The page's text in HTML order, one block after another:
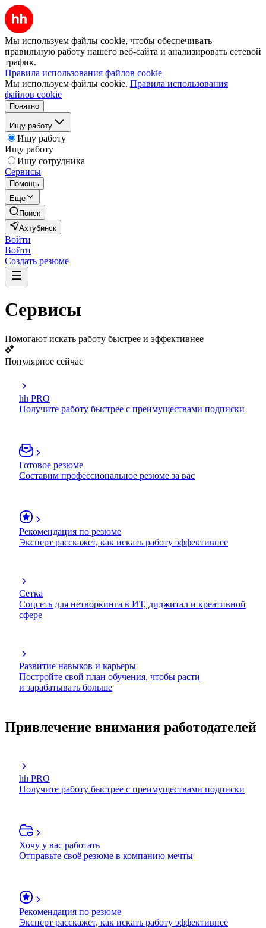
Мы используем файлы cookie, чтобы обеспечивать
правильную работу нашего веб-сайта и анализировать сетевой
трафик.
Правила использования файлов cookie
Мы используем файлы cookie. Правила использования
файлов cookie
Понятно
Ищу работу
Ищу работу
Ищу работу
Ищу сотрудника
Сервисы
Помощь
Ещё
Поиск
Ахтубинск
Войти
Войти
Создать резюме
Сервисы
Помогают искать работу быстрее и эффективнее
Популярное сейчас
hh PRO
Получите работу быстрее с преимуществами подписки
Готовое резюме
Составим профессиональное резюме за вас
Рекомендация по резюме
Эксперт расскажет, как искать работу эффективнее
Сетка
Соцсеть для нетворкинга в ИТ, диджитал и креативной
сфере
Развитие навыков и карьеры
Постройте свой план обучения, чтобы расти
и зарабатывать больше
Привлечение внимания работодателей
hh PRO
Получите работу быстрее с преимуществами подписки
Хочу у вас работать
Отправьте своё резюме в компанию мечты
Рекомендация по резюме
Эксперт расскажет, как искать работу эффективнее